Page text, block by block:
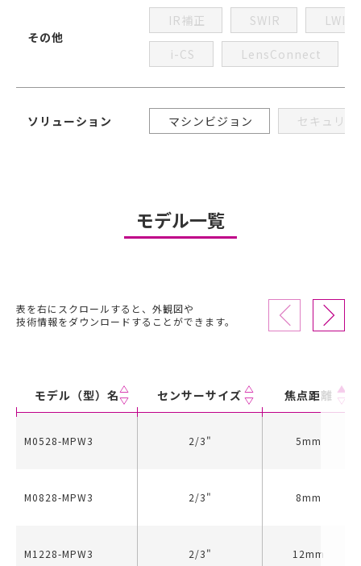
その他
IR補正 SWIR LWIR
i-CS LensConnect
ソリューション マシンビジョン セキュリテ
モデル一覧
表を右にスクロールすると、外観図や
技術情報をダウンロードすることができます。
モデル（型）名 センサーサイズ 焦点距離
M0528-MPW3 2/3" 5mm
M0828-MPW3 2/3" 8mm
M1228-MPW3 2/3" 12mm